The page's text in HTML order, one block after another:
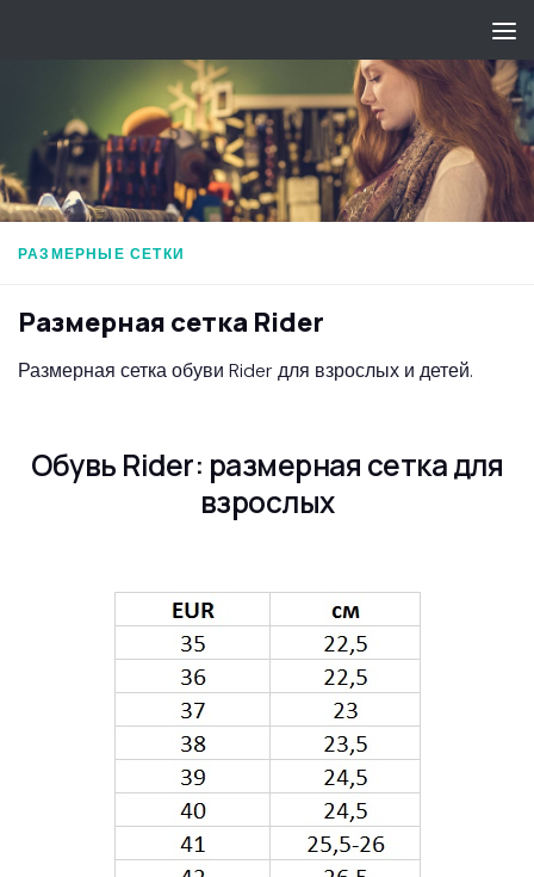
РАЗМЕРНЫЕ СЕТКИ
Размерная сетка Rider
Размерная сетка обуви Rider для взрослых и детей.
Обувь Rider: размерная сетка для
взрослых